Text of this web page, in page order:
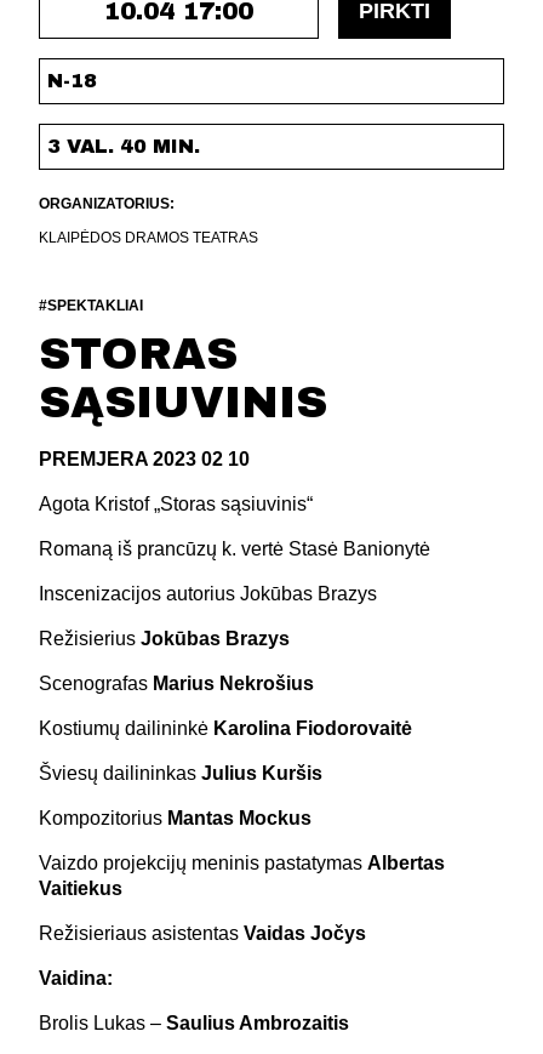
10.04 17:00 PIRKTI
N-18
3 VAL. 40 MIN.
ORGANIZATORIUS:
KLAIPĖDOS DRAMOS TEATRAS
#SPEKTAKLIAI
STORAS
SĄSIUVINIS
PREMJERA 2023 02 10
Agota Kristof „Storas sąsiuvinis“
Romaną iš prancūzų k. vertė Stasė Banionytė
Inscenizacijos autorius Jokūbas Brazys
Režisierius Jokūbas Brazys
Scenografas Marius Nekrošius
Kostiumų dailininkė Karolina Fiodorovaitė
Šviesų dailininkas Julius Kuršis
Kompozitorius Mantas Mockus
Vaizdo projekcijų meninis pastatymas Albertas
Vaitiekus
Režisieriaus asistentas Vaidas Jočys
Vaidina:
Brolis Lukas – Saulius Ambrozaitis